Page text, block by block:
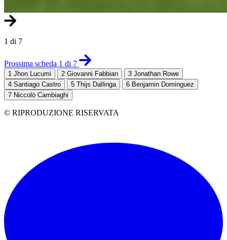
1 di 7
Prossima scheda 1 di 7
1 Jhon Lucumi 2 Giovanni Fabbian 3 Jonathan Rowe
4 Santiago Castro 5 Thijs Dallinga 6 Benjamin Dominguez
7 Niccolò Cambiaghi
© RIPRODUZIONE RISERVATA